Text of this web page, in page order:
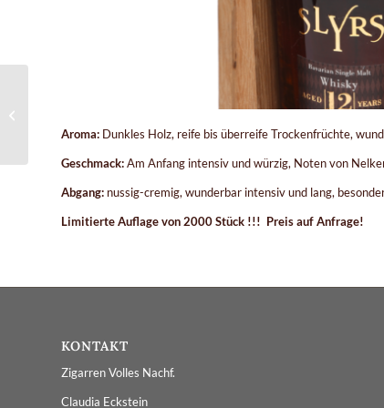
Aroma: Dunkles Holz, reife bis überreife Trockenfrüchte,
Geschmack:Am Anfang intensiv und würzig, Noten von
Abgang: nussig-cremig, wunderbar intensiv und lang,
Limitierte Auflage von 2000 Stück !!! Preis auf Anfrage!
KONTAKT
Zigarren Volles Nachf.
Claudia Eckstein